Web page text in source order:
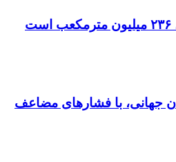
جهانی، با فشارهای مضاعف